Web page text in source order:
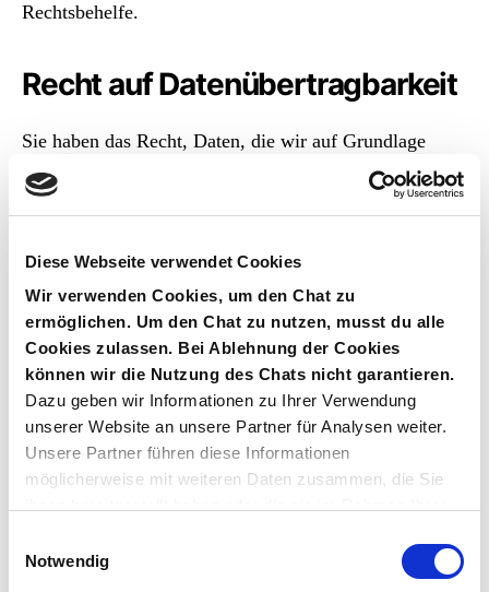
Diese Webseite verwendet Cookies
Wir verwenden Cookies, um den Chat zu
ermöglichen. Um den Chat zu nutzen, musst du alle
Cookies zulassen. Bei Ablehnung der Cookies
können wir die Nutzung des Chats nicht garantieren.
Dazu geben wir Informationen zu Ihrer Verwendung
unserer Website an unsere Partner für Analysen weiter.
Unsere Partner führen diese Informationen
möglicherweise mit weiteren Daten zusammen, die Sie
Notwendig
Rechtsbehelfe.
Recht auf Datenübertragbarkeit
Sie haben das Recht, Daten, die wir auf Grundlage
Ihrer Einwilligung oder in Erfüllung eines Vertrags
automatisiert verarbeiten, an sich oder an einen Dritten
aushändigen zu lassen. Sofern Sie die direkte
Übertragung der Daten an einen anderen
Verantwortlichen verlangen, erfolgt dies nur, soweit es
technisch machbar ist.
Auskunft, Löschung und
Berichtigung
Bestimmungen jederzeit das Recht auf unentgeltliche
Auskunft über Ihre gespeicherten personenbezogenen